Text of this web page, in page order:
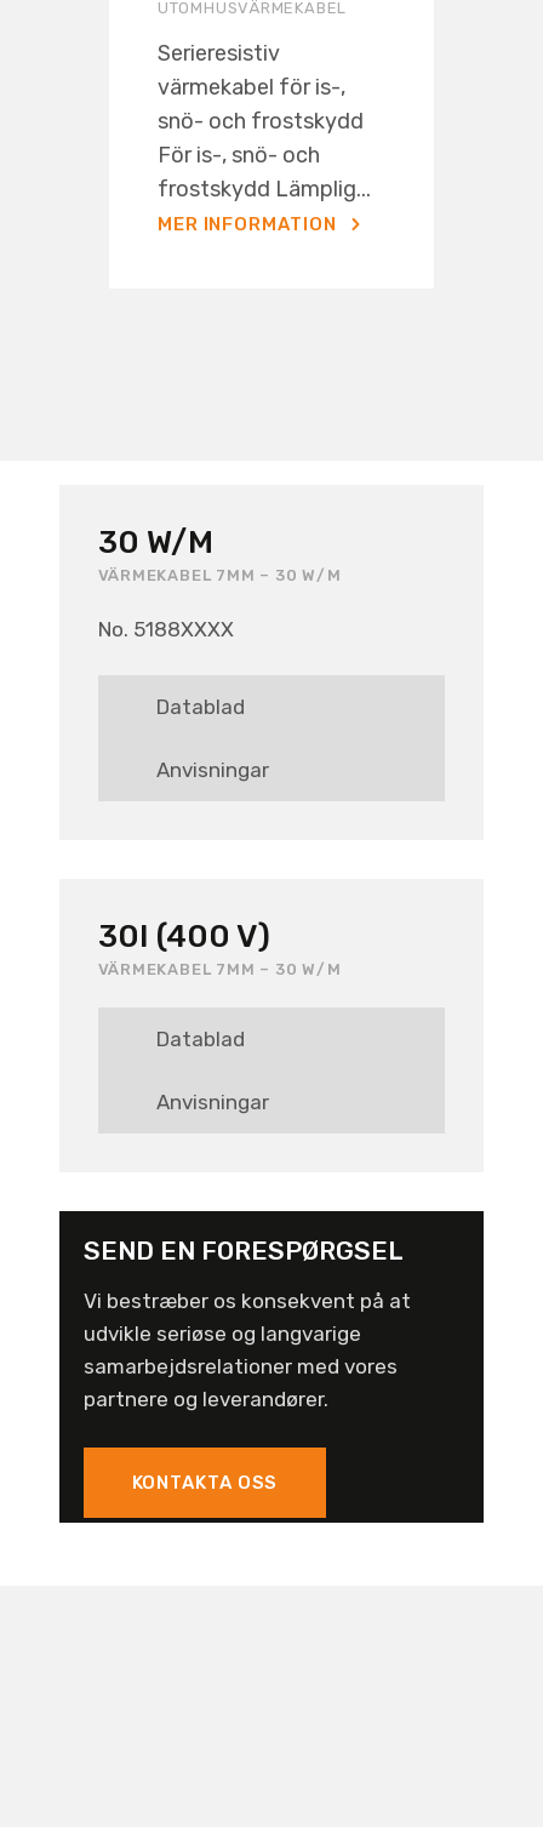
UTOMHUSVÄRMEKABEL
Serieresistiv
värmekabel för is-,
snö- och frostskydd
För is-, snö- och
frostskydd Lämplig...
MER INFORMATION
30 W/M
VÄRMEKABEL 7MM – 30 W/M
No. 5188XXXX
Datablad
Anvisningar
30I (400 V)
VÄRMEKABEL 7MM – 30 W/M
Datablad
Anvisningar
SEND EN FORESPØRGSEL
Vi bestræber os konsekvent på at
udvikle seriøse og langvarige
samarbejdsrelationer med vores
partnere og leverandører.
KONTAKTA OSS